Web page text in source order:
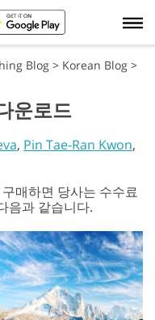
Blog > Korean Blog >
운로드
, Pin Tae-Ran Kwon,
매하면 당사는 수수료
음과 같습니다.